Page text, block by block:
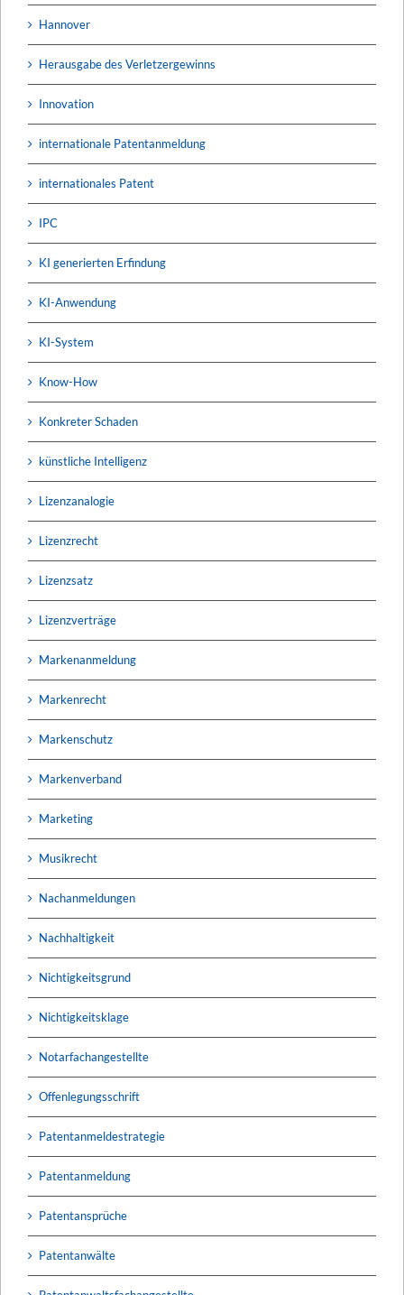
Hannover
Herausgabe des Verletzergewinns
Innovation
internationale Patentanmeldung
internationales Patent
IPC
KI generierten Erfindung
KI-Anwendung
KI-System
Know-How
Konkreter Schaden
künstliche Intelligenz
Lizenzanalogie
Lizenzrecht
Lizenzsatz
Lizenzverträge
Markenanmeldung
Markenrecht
Markenschutz
Markenverband
Marketing
Musikrecht
Nachanmeldungen
Nachhaltigkeit
Nichtigkeitsgrund
Nichtigkeitsklage
Notarfachangestellte
Offenlegungsschrift
Patentanmeldestrategie
Patentanmeldung
Patentansprüche
Patentanwälte